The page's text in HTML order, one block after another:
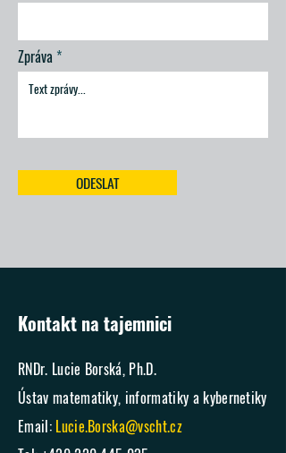
Zpráva
ODESLAT
Kontakt na tajemnici
RNDr. Lucie Borská, Ph.D.
Ústav matematiky, informatiky a kybernetiky
Email: Lucie.Borska@vscht.cz